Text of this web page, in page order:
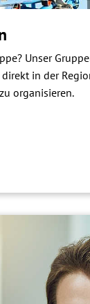
Unser
in der
organisieren.